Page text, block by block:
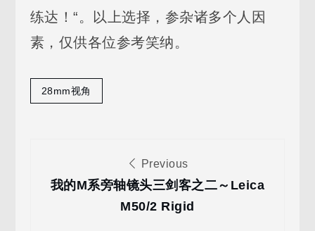
练达！“。以上选择，参杂诸多个人因
素，仅供各位参考笑纳。
28mm视角
章
Previous
我的M系旁轴镜头三剑客之二～Leica
M50/2 Rigid